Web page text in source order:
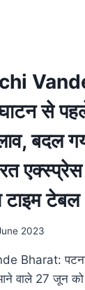
से
बदल
टाइम टेबल
2023
Bharat: पटना
वाले 27 जून को